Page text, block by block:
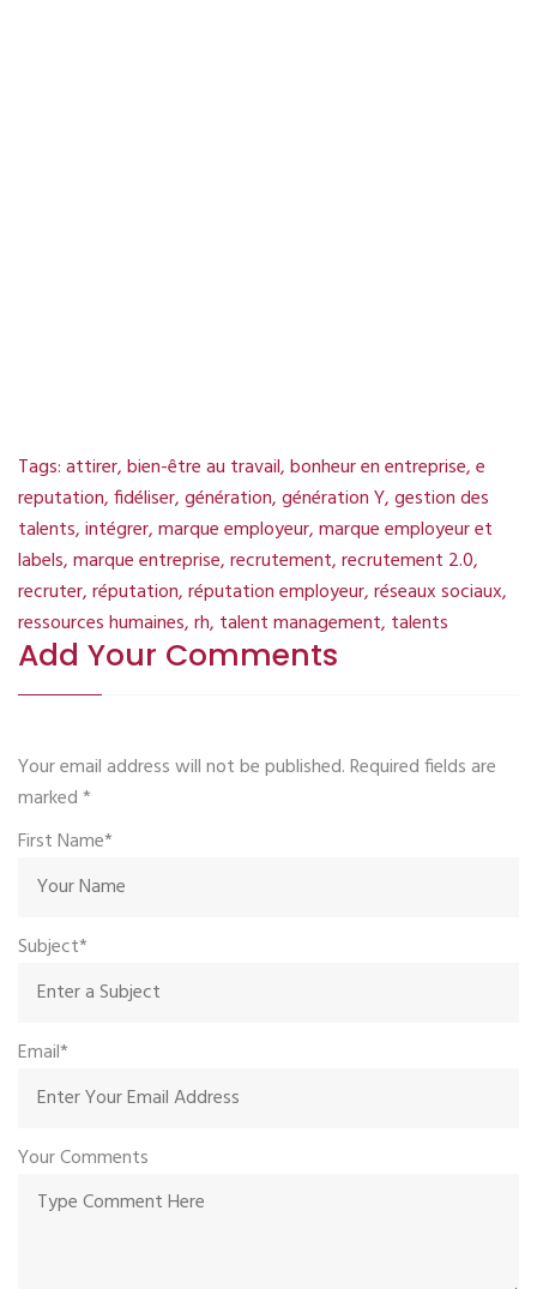
Tags:attirer,bien-être au travail,bonheur en entreprise,e
reputation,fidéliser,génération,génération Y,gestion des
talents,intégrer,marque employeur,marque employeur et
labels,marque entreprise,recrutement,recrutement 2.0,
recruter,réputation,réputation employeur,réseaux sociaux,
ressources humaines,rh, talent management, talents
Add Your Comments
Your email address will not be published. Required fields are
marked*
First Name*
Subject*
Email*
Your Comments